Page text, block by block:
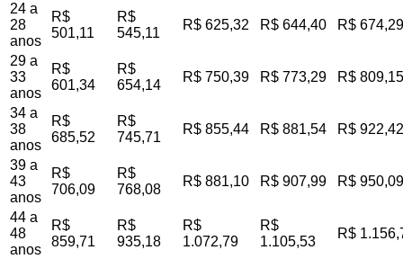
24 a
28
anos
R$
501,11
R$
545,11
R$ 625,32 R$ 644,40 R$ 674,29
29 a
33
anos
R$
601,34
R$
654,14
R$ 750,39 R$ 773,29 R$ 809,15
34 a
38
anos
R$
685,52
R$
745,71
R$ 855,44 R$ 881,54 R$ 922,42
39 a
43
anos
R$
706,09
R$
768,08
R$ 881,10 R$ 907,99 R$ 950,09
44 a
48
anos
R$
859,71
R$
935,18
R$
1.072,79
R$
1.105,53
R$